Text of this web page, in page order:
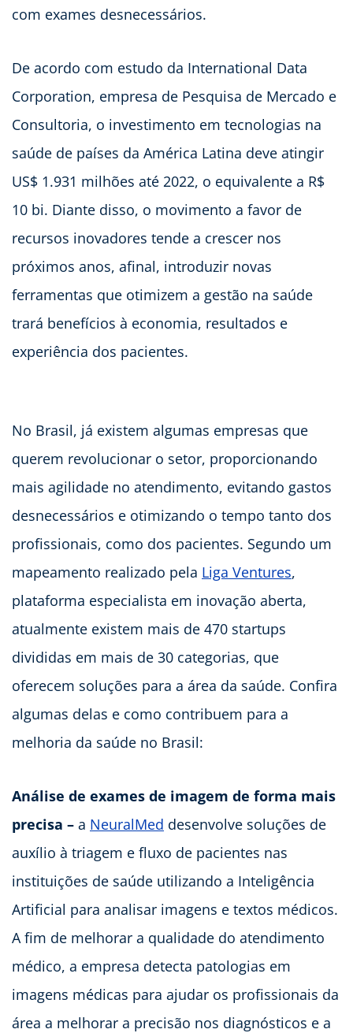
com exames desnecessários.
De acordo com estudo da International Data
Corporation, empresa de Pesquisa de Mercado e
Consultoria, o investimento em tecnologias na
saúde de países da América Latina deve atingir
US$ 1.931 milhões até 2022, o equivalente a R$
10 bi. Diante disso, o movimento a favor de
recursos inovadores tende a crescer nos
próximos anos, afinal, introduzir novas
ferramentas que otimizem a gestão na saúde
trará benefícios à economia, resultados e
experiência dos pacientes.
No Brasil, já existem algumas empresas que
querem revolucionar o setor, proporcionando
mais agilidade no atendimento, evitando gastos
desnecessários e otimizando o tempo tanto dos
profissionais, como dos pacientes. Segundo um
mapeamento realizado pela Liga Ventures,
plataforma especialista em inovação aberta,
atualmente existem mais de 470 startups
divididas em mais de 30 categorias, que
oferecem soluções para a área da saúde. Confira
algumas delas e como contribuem para a
melhoria da saúde no Brasil:
Análise de exames de imagem de forma mais
precisa – a NeuralMed desenvolve soluções de
auxílio à triagem e fluxo de pacientes nas
instituições de saúde utilizando a Inteligência
Artificial para analisar imagens e textos médicos.
A fim de melhorar a qualidade do atendimento
médico, a empresa detecta patologias em
imagens médicas para ajudar os profissionais da
área a melhorar a precisão nos diagnósticos e a